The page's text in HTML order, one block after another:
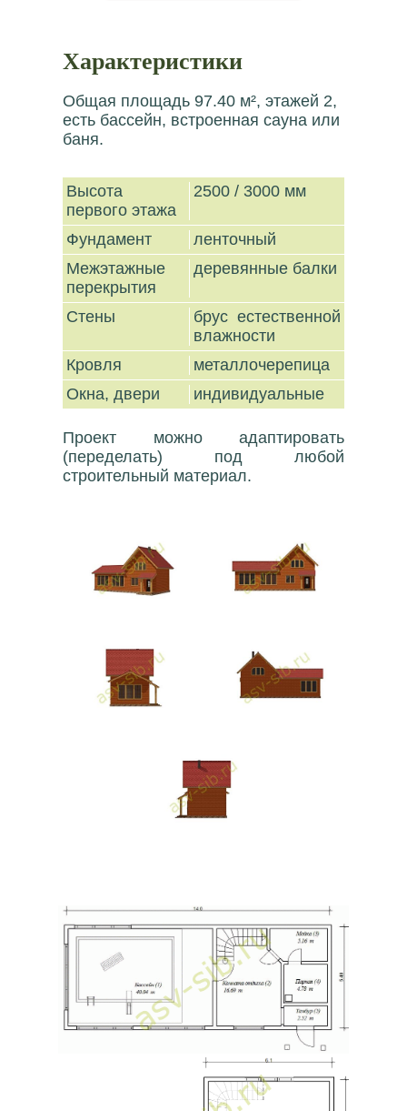
Характеристики
Общая площадь 97.40 м², этажей 2,
есть бассейн, встроенная сауна или
баня.
Высота
первого этажа
2500 / 3000 мм
Фундамент
ленточный
Межэтажные
перекрытия
деревянные балки
Стены
брус естественной
влажности
Кровля
металлочерепица
Окна, двери
индивидуальные
Проект можно адаптировать
(переделать) под любой
строительный материал.